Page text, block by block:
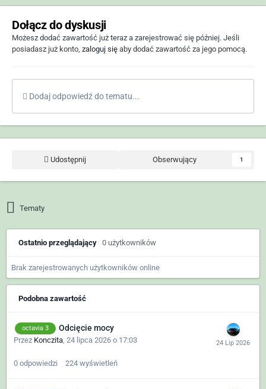
Dołącz do dyskusji
Możesz dodać zawartość już teraz a zarejestrować się później. Jeśli
posiadasz już konto, zaloguj się aby dodać zawartość za jego pomocą.
Dodaj odpowiedź do tematu...
Udostępnij Obserwujący 1
Tematy
Ostatnio przeglądający 0 użytkowników
Brak zarejestrowanych użytkowników online
Podobna zawartość
octavia 3 Odcięcie mocy
Przez Konczita, 24 lipca 2026 o 17:03
0 odpowiedzi 224 wyświetleń